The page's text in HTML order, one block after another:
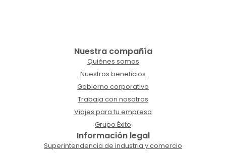
Nuestra compañía
Quiénes somos
Nuestros beneficios
Gobierno corporativo
Trabaja con nosotros
Viajes para tu empresa
Grupo Éxito
Información legal
Superintendencia de industria y comercio